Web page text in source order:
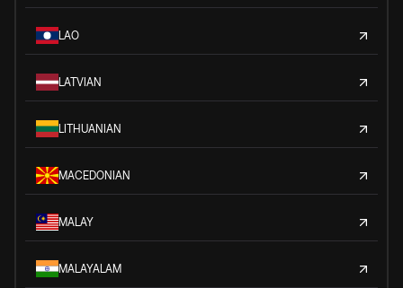
LAO
LATVIAN
LITHUANIAN
MACEDONIAN
MALAY
MALAYALAM